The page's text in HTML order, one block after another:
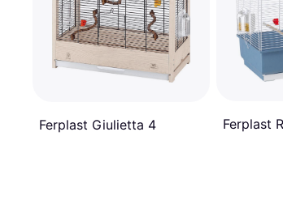
Ferplast Giulietta 4 Ferplast